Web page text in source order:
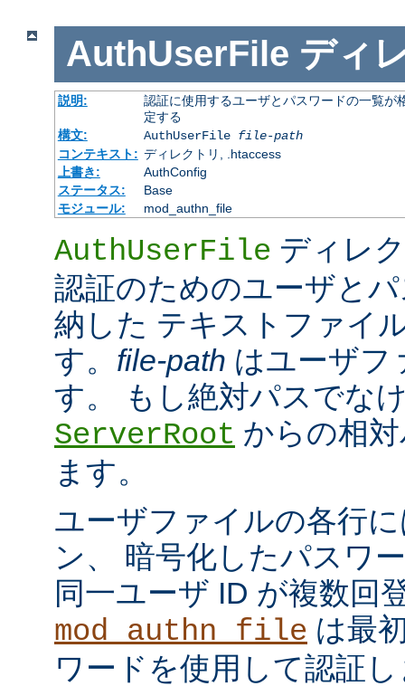
AuthUserFile ディ
説明:
認証に使用するユーザとパスワードの一覧
定する
構文:
AuthUserFile file-path
コンテキスト: ディレクトリ, .htaccess
上書き:
AuthConfig
ステータス:
Base
モジュール:
mod_authn_file
AuthUserFile ディレ
認証のためのユーザと
納した テキストファイ
す。 file-path はユーザフ
す。 もし絶対パスでな
ServerRoot からの相
ます。
ユーザファイルの各行
ン、 暗号化したパスワ
同一ユーザ ID が複数回
mod_authn_file は最
ワードを使用して認証